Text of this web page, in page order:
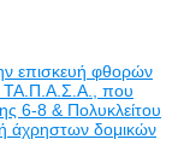
επισκευή φθορών
ΤΑ.Π.Α.Σ.Α., που
6-8 & Πολυκλείτου
άχρηστων δομικών